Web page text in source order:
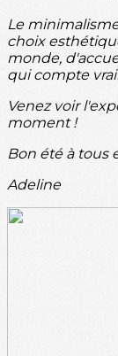
Le
choix
monde,
qui compte
Venez voir
moment !
Bon été à tous
Adeline